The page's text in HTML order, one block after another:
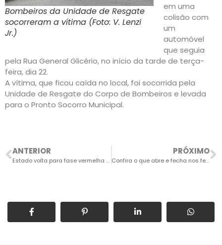
Bombeiros da Unidade de Resgate
socorreram a vítima (Foto: V. Lenzi
Jr.)
em uma
colisão com
um
automóvel
que seguia
pela Rua General Glicério, no início da tarde de terça-
feira, dia 22.
A vítima, que ficou caída no local, foi socorrida pela
Unidade de Resgate do Corpo de Bombeiros e levada
para o Pronto Socorro Municipal.
ANTERIOR
Estado volta para fase vermelha de enfrentamento ao novo coronavírus
PRÓXIMO
Confira o que abre e fecha nos feriados de Natal e Ano Novo